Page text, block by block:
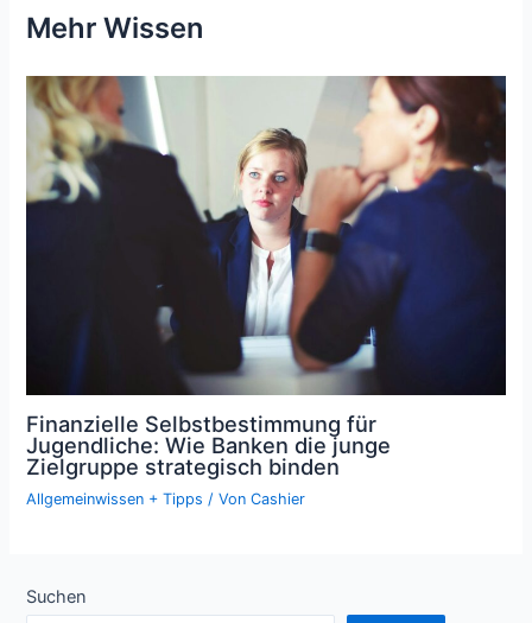
Mehr Wissen
Finanzielle Selbstbestimmung für
Jugendliche: Wie Banken die junge
Zielgruppe strategisch binden
Allgemeinwissen + Tipps / VonCashier
Suchen